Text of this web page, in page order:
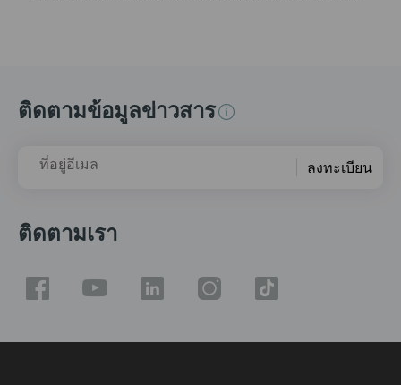
ติดตามข้อมูลข่าวสาร
ที่อยู่อีเมล ลงทะเบียน
ติดตามเรา